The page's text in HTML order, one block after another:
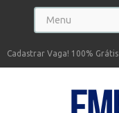
Cadastrar Vaga! 100% Grátis